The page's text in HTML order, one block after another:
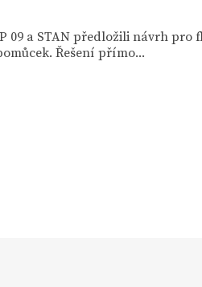
09 a STAN předložili návrh pro
Řešení přímo...